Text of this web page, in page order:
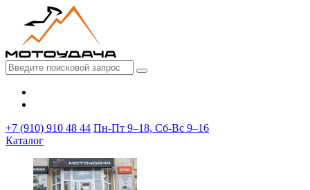
+7 (910) 910 48 44 Пн-Пт 9–18, Сб-Вс 9–16
Каталог